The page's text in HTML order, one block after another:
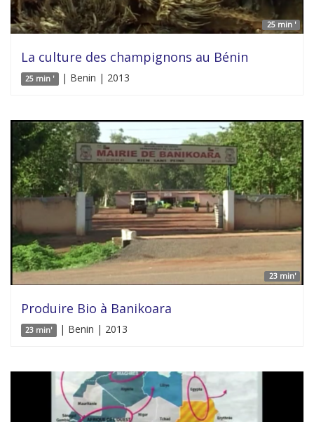
25 min '
La culture des champignons au Bénin
25 min ' | Benin | 2013
23 min'
Produire Bio à Banikoara
23 min' | Benin | 2013